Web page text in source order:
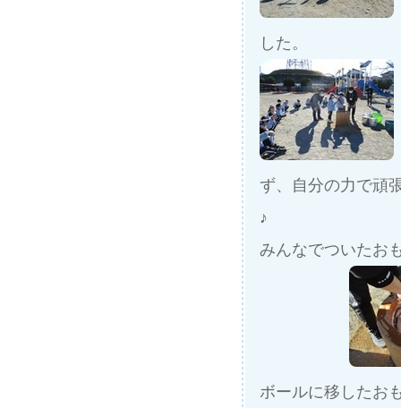
した。
ず、自分の力で頑
♪
みんなでついたお
ボールに移したお